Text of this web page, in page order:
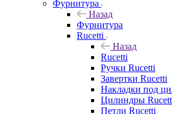
Фурнитура
Назад
Фурнитура
Rucetti
Назад
Rucetti
Ручки Rucetti
Завертки Rucetti
Накладки под
Цилиндры
Петли Rucetti